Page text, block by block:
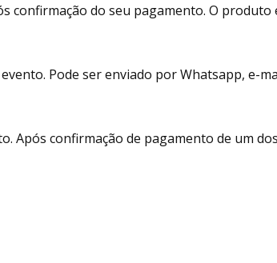
do seu pagamento. O produto
Pode ser enviado por Whatsapp, e-
Após confirmação de pagamento de um